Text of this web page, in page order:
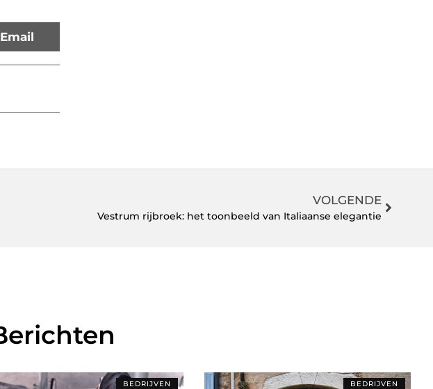
Email
VOLGENDE
Vestrum rijbroek: het toonbeeld van Italiaanse elegantie
BEDRIJVEN BEDRIJVEN